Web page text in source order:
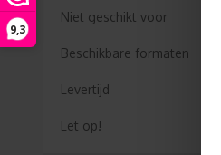
9,3
Niet geschikt voor
Beschikbare formaten
Levertijd
Let op!